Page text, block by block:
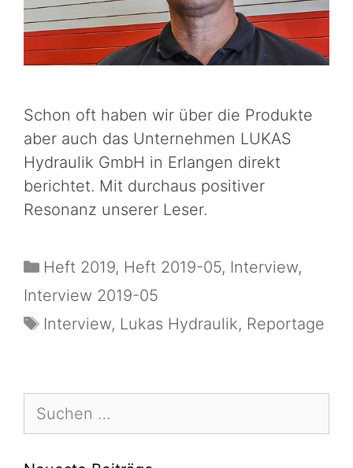
Schon oft haben wir über die Produkte
aber auch das Unternehmen LUKAS
Hydraulik GmbH in Erlangen direkt
berichtet. Mit durchaus positiver
Resonanz unserer Leser.
Heft 2019, Heft 2019-05, Interview,
Interview 2019-05
Interview, Lukas Hydraulik, Reportage